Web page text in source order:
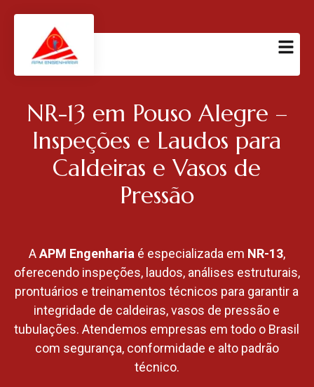
NR-13 em Pouso Alegre –
Inspeções e Laudos para
Caldeiras e Vasos de
Pressão
AAPM Engenhariaé especializada em NR-13,
oferecendo inspeções, laudos, análises estruturais,
prontuários e treinamentos técnicos para garantir a
integridade de caldeiras, vasos de pressão e
tubulações. Atendemos empresas em todo o Brasil
com segurança, conformidade e alto padrão
técnico.